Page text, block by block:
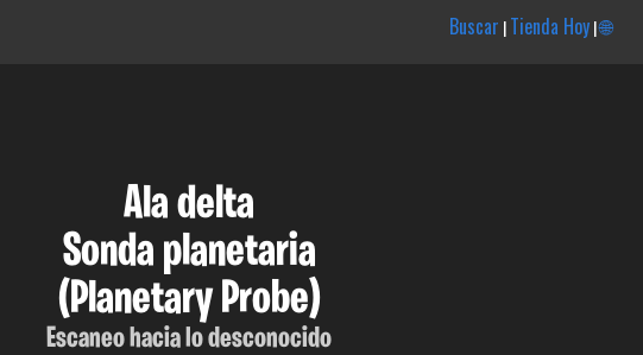
Buscar |Tienda Hoy|🌐
Ala delta
Sonda planetaria
(Planetary Probe)
Escaneo hacia lo desconocido